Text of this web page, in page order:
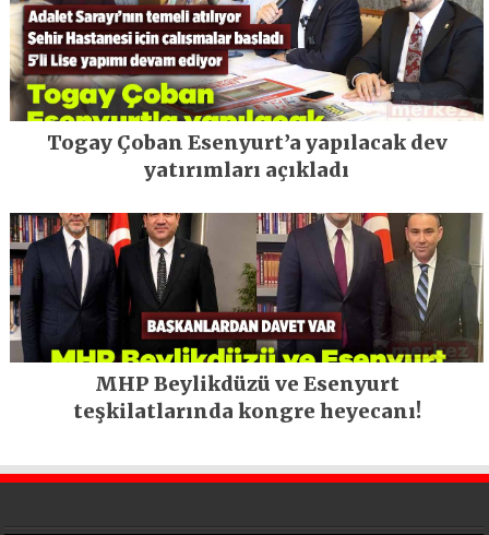
Togay Çoban Esenyurt’a yapılacak dev
yatırımları açıkladı
MHP Beylikdüzü ve Esenyurt
teşkilatlarında kongre heyecanı!